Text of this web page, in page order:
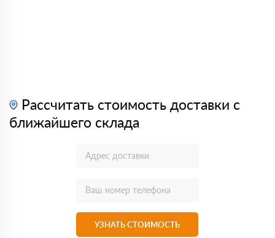
Рассчитать стоимость доставки с
ближайшего склада
УЗНАТЬ СТОИМОСТЬ